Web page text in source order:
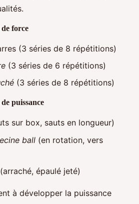
de force
(3 séries de 8 répétitions)
(3 séries de 6 répétitions)
(3 séries de 8 répétitions)
puissance
sur box, sauts en longueur)
ball (en rotation, vers
(arraché, épaulé jeté)
à développer la puissance